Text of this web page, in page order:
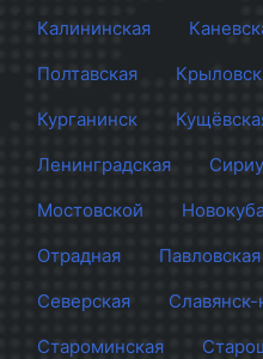
Калининская
Полтавская
Курганинск
Ленинградская
Мостовской
Отрадная
Павловская
Северская
Староминская